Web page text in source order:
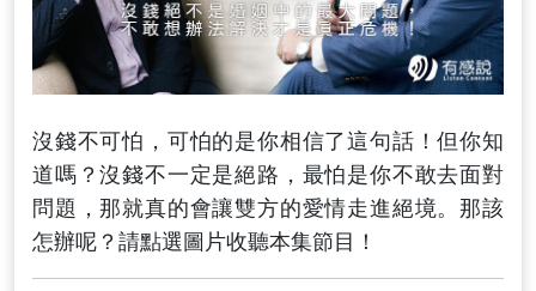
沒錢不可怕，可怕的是你相信了這句話！但你知
道嗎？沒錢不一定是絕路，最怕是你不敢去面對
問題，那就真的會讓雙方的愛情走進絕境。那該
怎辦呢？請點選圖片收聽本集節目！